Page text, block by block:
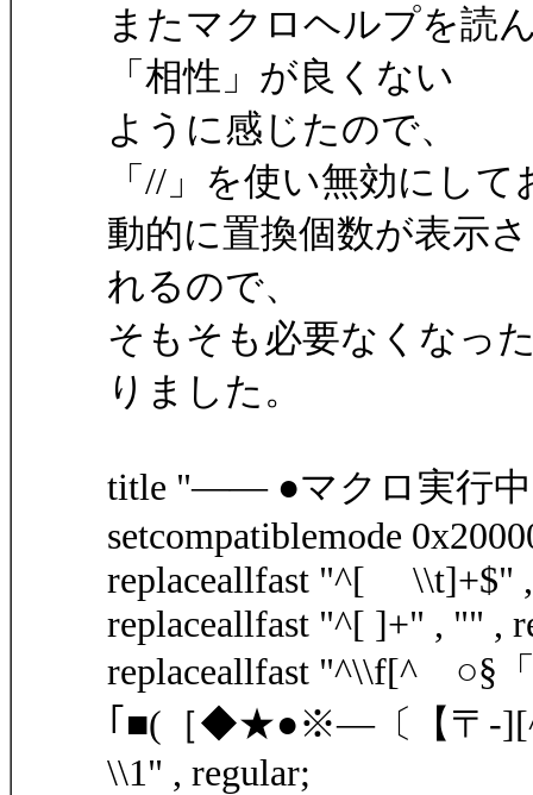
またマクロヘルプを読
「相性」が良くない
ように感じたので、
「//」を使い無効にし
動的に置換個数が表示さ
れるので、
そもそも必要なくなっ
りました。
title "―― ●マクロ実行
setcompatiblemode
replaceallfast "^[ \\t]+$" ,
replaceallfast "^[ ]+" , "" ,
replaceallfast "^\\f[^ ○§
｢■(［◆★●※―〔【〒-
\\1" , regular;